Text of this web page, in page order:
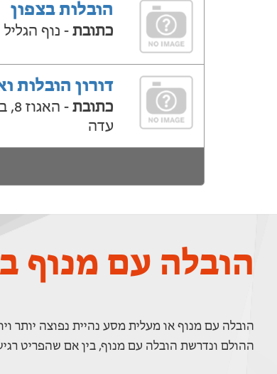
הובלות בצפון
כתובת - נוף הגליל
דורון הובלות
כתובת
-
עדה
הובלה עם מנוף
הובלה עם מנוף או מעלית מסע נהיית נפוצה יותר
ההולם ונדרשת הובלה עם מנוף, בין אם שהפריט